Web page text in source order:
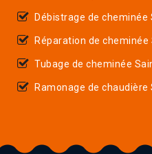
Débistrage de cheminée
Réparation de cheminée
Tubage de cheminée
Ramonage de chaudière